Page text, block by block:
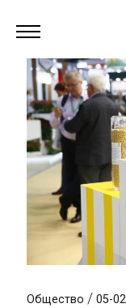
Общество / 05-